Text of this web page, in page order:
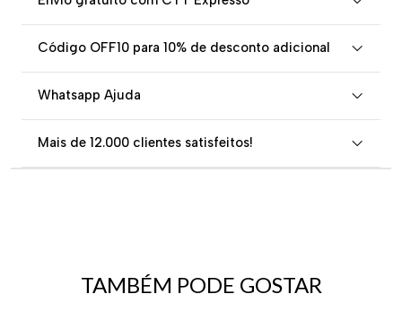
Código OFF10 para 10% de desconto adicional
Whatsapp Ajuda
Mais de 12.000 clientes satisfeitos!
TAMBÉM PODE GOSTAR